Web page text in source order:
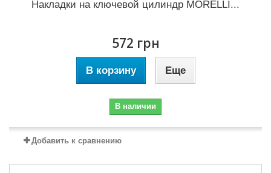
Накладки на ключевой цилиндр MORELLI...
572 грн
В корзину Еще
В наличии
Добавить к сравнению